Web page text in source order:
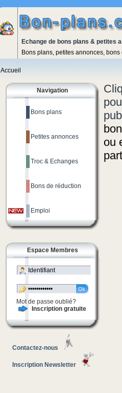
Echange de bons plans & petites
Bons plans, petites annonces,
Accueil
Navigation
Bons plans
Petites annonces
Troc & Echanges
Bons de réduction
Emploi
Espace Membres
Mot de passe oublié?
Inscription gratuite
Contactez-nous
Inscription Newsletter
ou